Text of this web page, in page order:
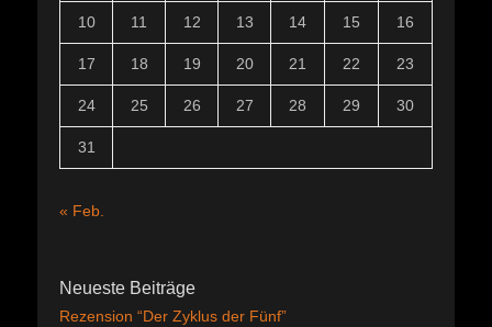
10 11 12 13 14 15 16
17 18 19 20 21 22 23
24 25 26 27 28 29 30
31
« Feb.
Neueste Beiträge
Rezension “Der Zyklus der Fünf”